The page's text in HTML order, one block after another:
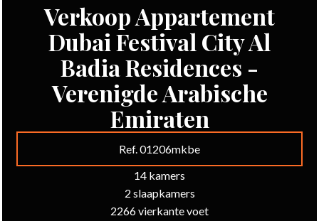
Verkoop Appartement
Dubai Festival City Al
Badia Residences -
Verenigde Arabische
Emiraten
Ref. 01206mkbe
14 kamers
2 slaapkamers
2266 vierkante voet